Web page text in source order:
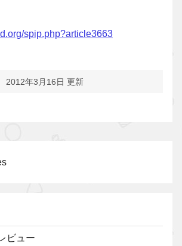
spip.php?article3663
2012年3月16日 更新
ビュー